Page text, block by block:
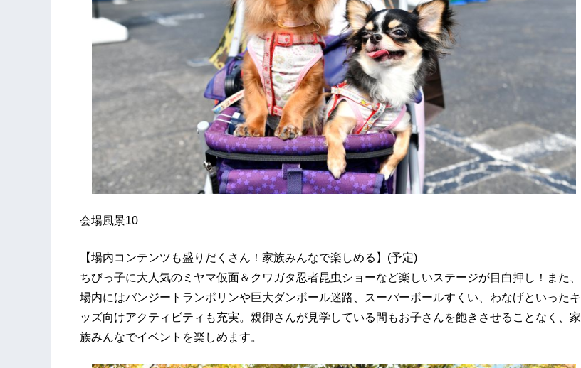
会場風景10
【場内コンテンツも盛りだくさん！家族みんなで楽しめる】(予定)
ちびっ子に大人気のミヤマ仮面＆クワガタ忍者昆虫ショーなど楽しいステージが目白押し！また、
場内にはバンジートランポリンや巨大ダンボール迷路、スーパーボールすくい、わなげといったキ
ッズ向けアクティビティも充実。親御さんが見学している間もお子さんを飽きさせることなく、家
族みんなでイベントを楽しめます。